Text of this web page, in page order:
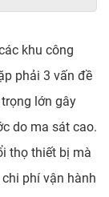
khu công
phải 3 vấn đề
lớn gây
do ma sát cao.
thọ thiết bị mà
phí vận hành